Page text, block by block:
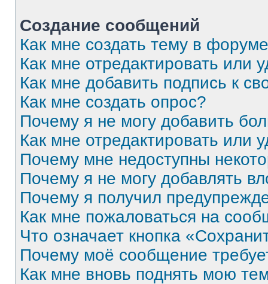
Создание сообщений
Как мне создать тему в
Как мне отредактировать или
Как мне добавить подпись к
Как мне создать опрос?
Почему я не могу добавить
Как мне отредактировать или
Почему мне недоступны
Почему я не могу добавлять
Почему я получил
Как мне пожаловаться на
Что означает кнопка
Почему моё сообщение
Как мне вновь поднять мою